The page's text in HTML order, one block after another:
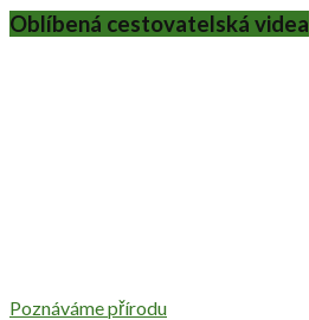
Oblíbená cestovatelská videa
Poznáváme přírodu